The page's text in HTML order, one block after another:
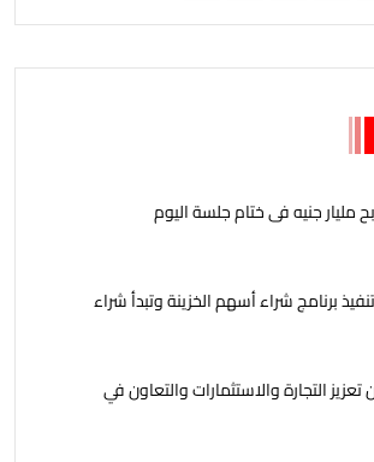
مليار جنيه فى ختام جلسة اليوم
برنامج شراء أسهم الخزينة وتبدأ شراء
تعزيز التجارة والاستثمارات والتعاون في